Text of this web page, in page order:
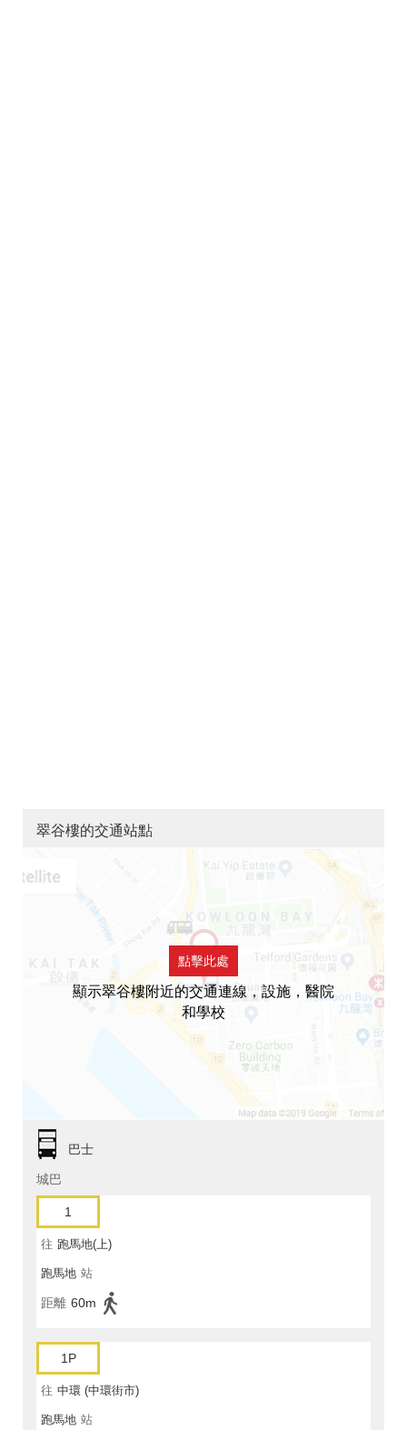
翠谷樓的交通站點
點擊此處
顯示翠谷樓附近的交通連線，設施，醫院
和學校
巴士
城巴
1
往 跑馬地(上)
跑馬地 站
距離 60m
1P
往 中環 (中環街市)
跑馬地 站